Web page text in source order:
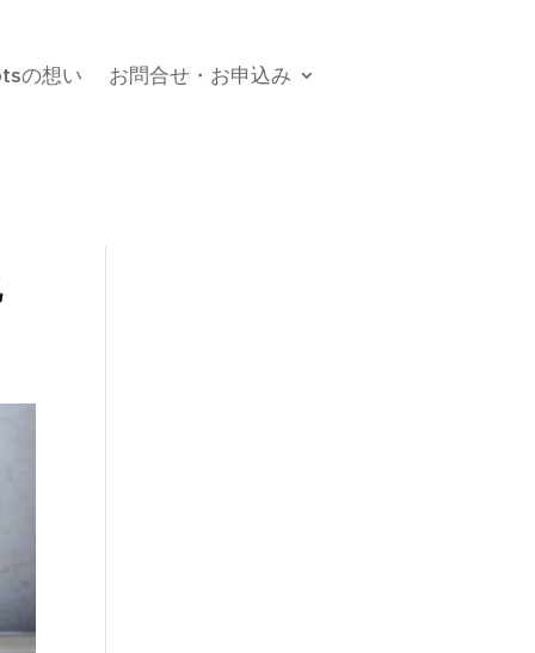
の想い お問合せ・お申込み